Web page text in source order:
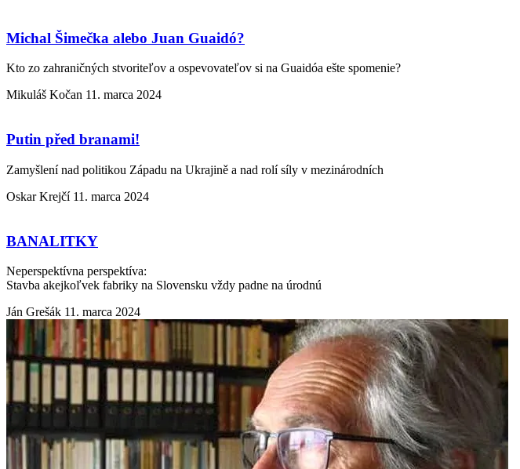
Michal Šimečka alebo Juan Guaidó?
Kto zo zahraničných stvoriteľov a ospevovateľov si na Guaidóa ešte spomenie?
Mikuláš Kočan 11. marca 2024
Putin před branami!
Zamyšlení nad politikou Západu na Ukrajině a nad rolí síly v mezinárodních
Oskar Krejčí 11. marca 2024
BANALITKY
Neperspektívna perspektíva:
Stavba akejkoľvek fabriky na Slovensku vždy padne na úrodnú
Ján Grešák 11. marca 2024